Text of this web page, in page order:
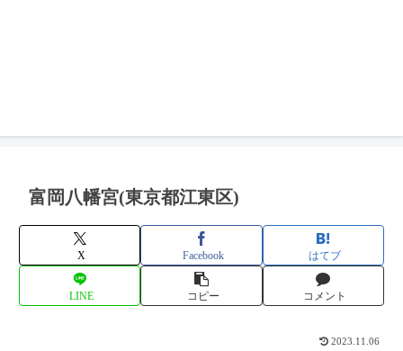
富岡八幡宮(東京都江東区)
X Facebook はてブ
LINE コピー コメント
2023.11.06